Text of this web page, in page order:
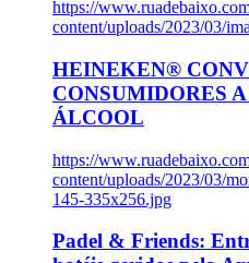
https://
content/uploads/2023/03/
HEINEKEN®
CONSUMIDORES
ÁLCOOL
https://
content/uploads/2023/03/
145-335x256.jpg
Padel & Friends: